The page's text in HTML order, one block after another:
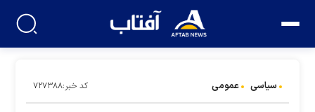
سیاسی عمومی کد خبر:۷۲۷۳۸۸